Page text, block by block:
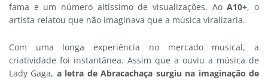
fama e um número altíssimo de visualizações. AoA10+, o
artista relatou que não imaginava que a música viralizaria.
Com uma longa experiência no mercado musical, a
criatividade foi instantânea. Assim que a ouviu a música de
Lady Gaga, a letra de Abracachaça surgiu na imaginação de